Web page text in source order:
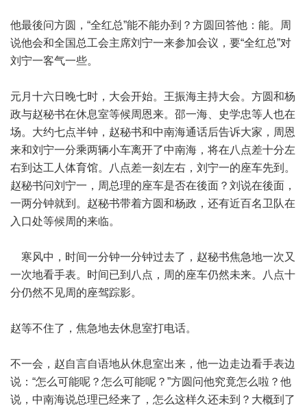
他最後问方圆，“全红总”能不能办到？方圆回答他：能。周
说他会和全国总工会主席刘宁一来参加会议，要“全红总”对
刘宁一客气一些。
元月十六日晚七时，大会开始。王振海主持大会。方圆和杨
政与赵秘书在休息室等候周恩来。邵一海、史学忠等人也在
场。大约七点半钟，赵秘书和中南海通话后告诉大家，周恩
来和刘宁一分乘两辆小车离开了中南海，将在八点差十分左
右到达工人体育馆。八点差一刻左右，刘宁一的座车先到。
赵秘书问刘宁一，周总理的座车是否在後面？刘说在後面，
一两分钟就到。赵秘书带着方圆和杨政，还有近百名卫队在
入口处等候周的来临。
寒风中，时间一分钟一分钟过去了，赵秘书焦急地一次又
一次地看手表。时间已到八点，周的座车仍然未来。八点十
分仍然不见周的座驾踪影。
赵等不住了，焦急地去休息室打电话。
不一会，赵自言自语地从休息室出来，他一边走边看手表边
说：“怎么可能呢？怎么可能呢？”方圆问他究竟怎么啦？他
说，中南海说总理已经来了，怎么这样久还未到？大概到了